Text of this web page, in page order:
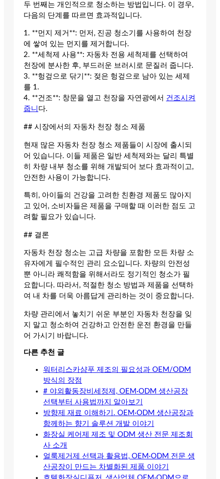
두 번째는 개인적으로 청소하는 방법입니다. 이 경우,
다음의 단계를 따르면 효과적입니다.
1. **먼지 제거**: 먼저, 진공 청소기를 사용하여 천장
에 쌓여 있는 먼지를 제거합니다.
2. **세척제 사용**: 자동차 전용 세척제를 선택하여
천장에 분사한 후, 부드러운 브러시로 문질러 줍니다.
3. **헝겊으로 닦기**: 젖은 헝겊으로 남아 있는 세제
를 1.
4. **건조**: 창문을 열고 천장을 자연광에서 건조시켜
줍니 다.
## 시장에서의 자동차 천장 청소 제품
현재 많은 자동차 천장 청소 제품들이 시장에 출시되
어 있습니다. 이들 제품은 일반 세척제와는 달리 특별
히 차량 내부 청소를 위해 개발되어 보다 효과적이고,
안전한 사용이 가능합니다.
특히, 아이들의 건강을 고려한 친환경 제품도 많아지
고 있어, 소비자들은 제품을 구매할 때 이러한 점도 고
려할 필요가 있습니다.
## 결론
자동차 천장 청소는 고급 차량을 포함한 모든 차량 소
유자에게 필수적인 관리 요소입니다. 차량의 안전성
뿐 아니라 쾌적함을 위해서라도 정기적인 청소가 필
요합니다. 따라서, 적절한 청소 방법과 제품을 선택하
여 내 차를 더욱 아름답게 관리하는 것이 중요합니다.
차량 관리에서 놓치기 쉬운 부분인 자동차 천장을 잊
지 말고 청소하여 건강하고 안전한 운전 환경을 만들
어 가시기 바랍니다.
다른 추천 글
워터리스카샴푸 제조의 필요성과 OEM/ODM
방식의 장점
# 야외활동장비세정제, OEM·ODM 생산공장
선택부터 사용법까지 알아보기
방향제 재료 이해하기. OEM·ODM 생산공장과
함께하는 향기 솔루션 개발 이야기
화장실 케어제 제조 및 ODM 생산 전문 제조회
사 소개
얼룩제거제 선택과 활용법, OEM·ODM 전문 생
산공장이 만드는 차별화된 제품 이야기